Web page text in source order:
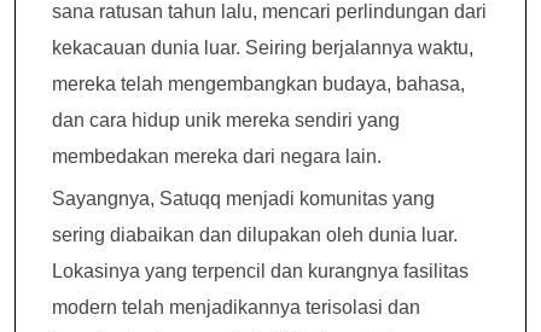
sana ratusan tahun lalu, mencari perlindungan dari
kekacauan dunia luar. Seiring berjalannya waktu,
mereka telah mengembangkan budaya, bahasa,
dan cara hidup unik mereka sendiri yang
membedakan mereka dari negara lain.
Sayangnya, Satuqq menjadi komunitas yang
sering diabaikan dan dilupakan oleh dunia luar.
Lokasinya yang terpencil dan kurangnya fasilitas
modern telah menjadikannya terisolasi dan